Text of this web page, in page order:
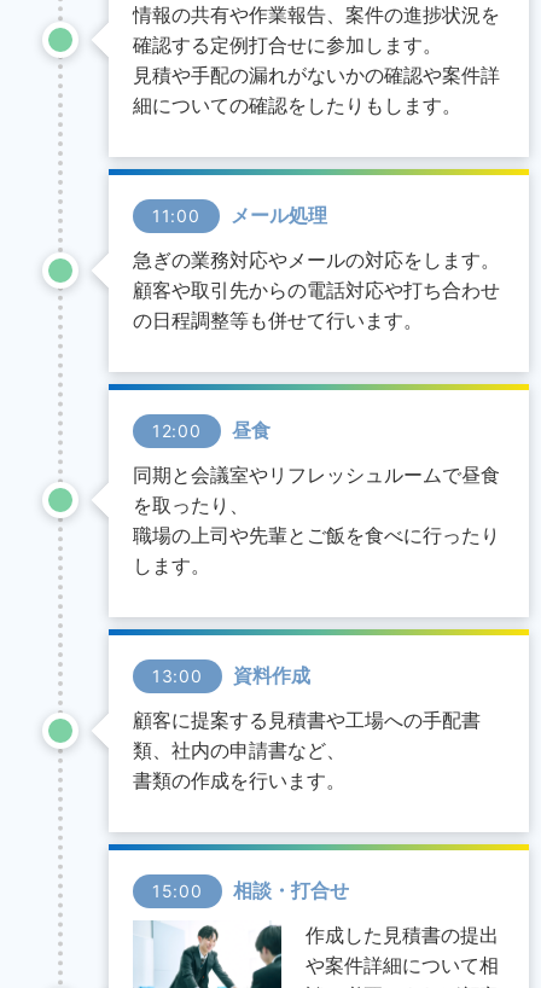
情報の共有や作業報告、案件の進捗状況を
確認する定例打合せに参加します。
見積や手配の漏れがないかの確認や案件詳
細についての確認をしたりもします。
11:00
メール処理
急ぎの業務対応やメールの対応をします。
顧客や取引先からの電話対応や打ち合わせ
の日程調整等も併せて行います。
12:00
昼食
同期と会議室やリフレッシュルームで昼食
を取ったり、
職場の上司や先輩とご飯を食べに行ったり
します。
13:00
資料作成
顧客に提案する見積書や工場への手配書
類、社内の申請書など、
書類の作成を行います。
15:00
相談・打合せ
作成した見積書の提出
や案件詳細について相